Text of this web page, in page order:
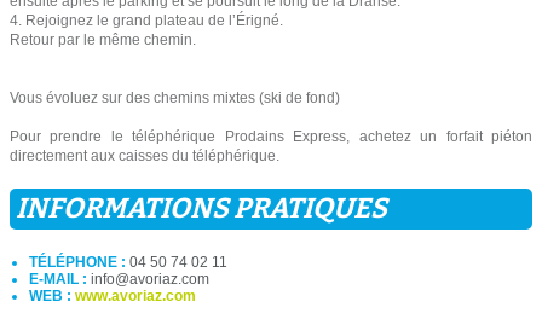
4. Rejoignez le grand plateau de l’Érigné.
Retour par le même chemin.
Vous évoluez sur des chemins mixtes (ski de fond)
Pour prendre le téléphérique Prodains Express, achetez un forfait piéton
directement aux caisses du téléphérique.
INFORMATIONS PRATIQUES
TÉLÉPHONE : 04 50 74 02 11
E-MAIL : info@avoriaz.com
WEB : www.avoriaz.com